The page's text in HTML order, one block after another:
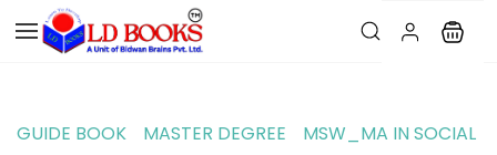
GUIDE BOOK MASTER DEGREE
MSW_MA IN SOCIAL